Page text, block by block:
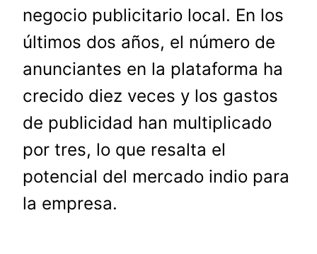
negocio publicitario local. En los
últimos dos años, el número de
anunciantes en la plataforma ha
crecido diez veces y los gastos
de publicidad han multiplicado
por tres, lo que resalta el
potencial del mercado indio para
la empresa.